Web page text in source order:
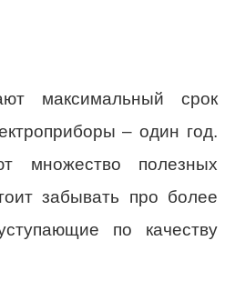
максимальный срок
– один год.
множество полезных
забывать про более
по качеству